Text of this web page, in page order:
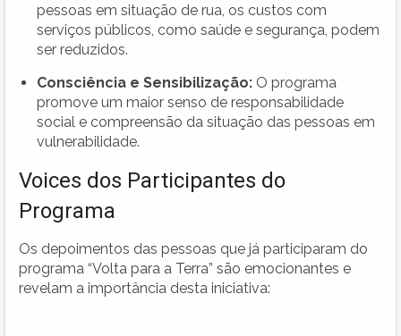
pessoas em situação de rua, os custos com
serviços públicos, como saúde e segurança, podem
ser reduzidos.
Consciência e Sensibilização: O programa
promove um maior senso de responsabilidade
social e compreensão da situação das pessoas em
vulnerabilidade.
Voices dos Participantes do
Programa
Os depoimentos das pessoas que já participaram do
programa “Volta para a Terra” são emocionantes e
revelam a importância desta iniciativa: